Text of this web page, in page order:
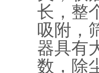
长，整
吸附，
器具有
数，除